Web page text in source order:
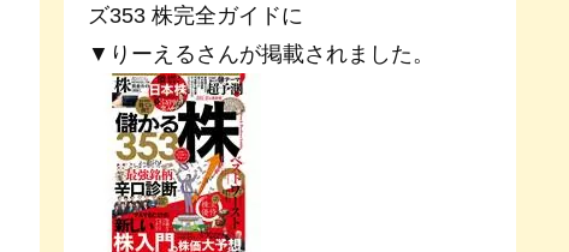
ズ353 株完全ガイドに
▼りーえるさんが掲載されました。